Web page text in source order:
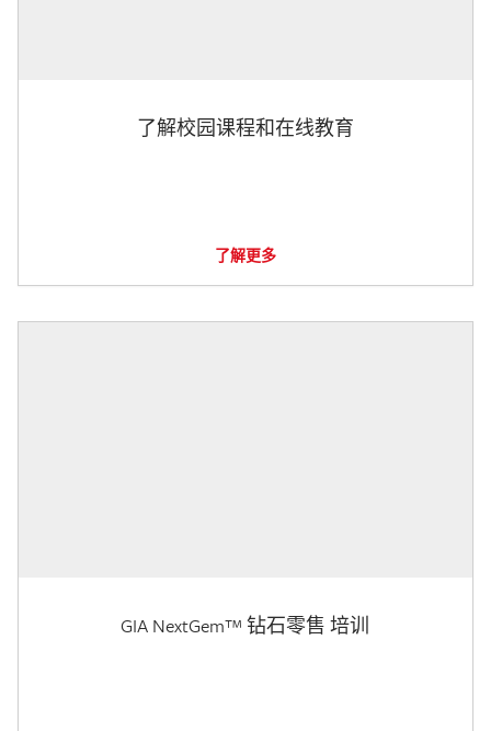
了解校园课程和在线教育
了解更多
GIA NextGem™ 钻石零售 培训